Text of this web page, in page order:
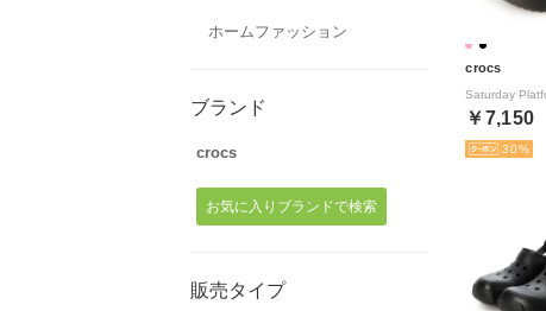
ホームファッション
ブランド
crocs
お気に入りブランドで検索
販売タイプ
crocs
￥7,150
30